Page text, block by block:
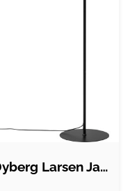
Dyberg Larsen Jazz gulvlampe